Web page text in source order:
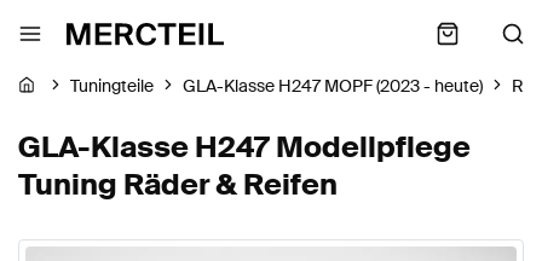
Tuningteile GLA-Klasse H247 MOPF (2023 - heute)
GLA-Klasse H247 Modellpflege
Tuning Räder & Reifen